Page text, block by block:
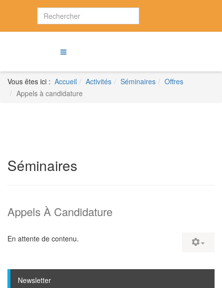
Vous êtes ici : Accueil Activités Séminaires
Offres
Appels à candidature
Séminaires
Appels À Candidature
En attente de contenu.
Newsletter